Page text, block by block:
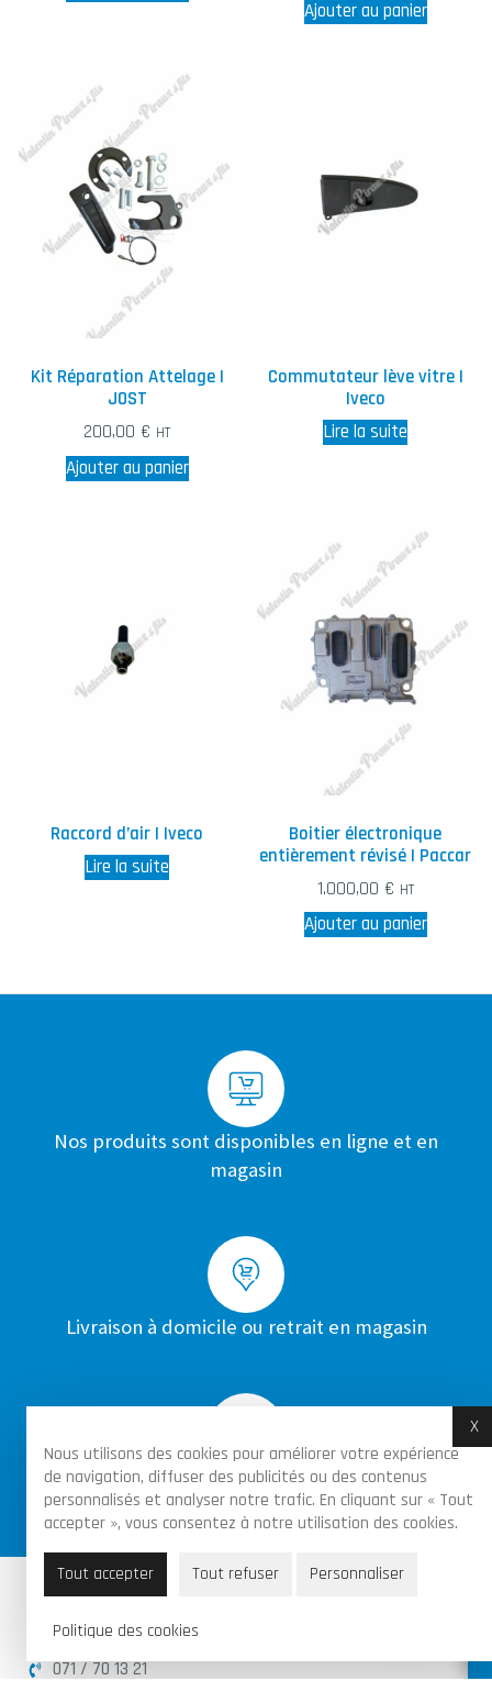
Nous utilisons des cookies pour améliorer votre expérience
de navigation, diffuser des publicités ou des contenus
personnalisés et analyser notre trafic. En cliquant sur « Tout
accepter », vous consentez à notre utilisation des cookies.
Tout accepter Tout refuser Personnaliser
Politique des cookies
X
Ajouter au panier
Kit Réparation Attelage |
JOST
200,00 € HT
Ajouter au panier
Commutateur lève vitre |
Iveco
Lire la suite
Raccord d’air | Iveco
Lire la suite
Boitier électronique
entièrement révisé | Paccar
1.000,00 € HT
Ajouter au panier
Nos produits sont disponibles en ligne et en
magasin
Livraison à domicile ou retrait en magasin
Achats sécurisés par certificat SSL sur toutes
les commandes
Piraux Valentin & Fils SRL
Route de Florennes 95B, 6280 Gerpinnes
071 / 70 13 21